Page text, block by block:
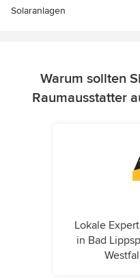
Solaranlagen
Warum sollten
Raumausstatter
Lokale
in Bad